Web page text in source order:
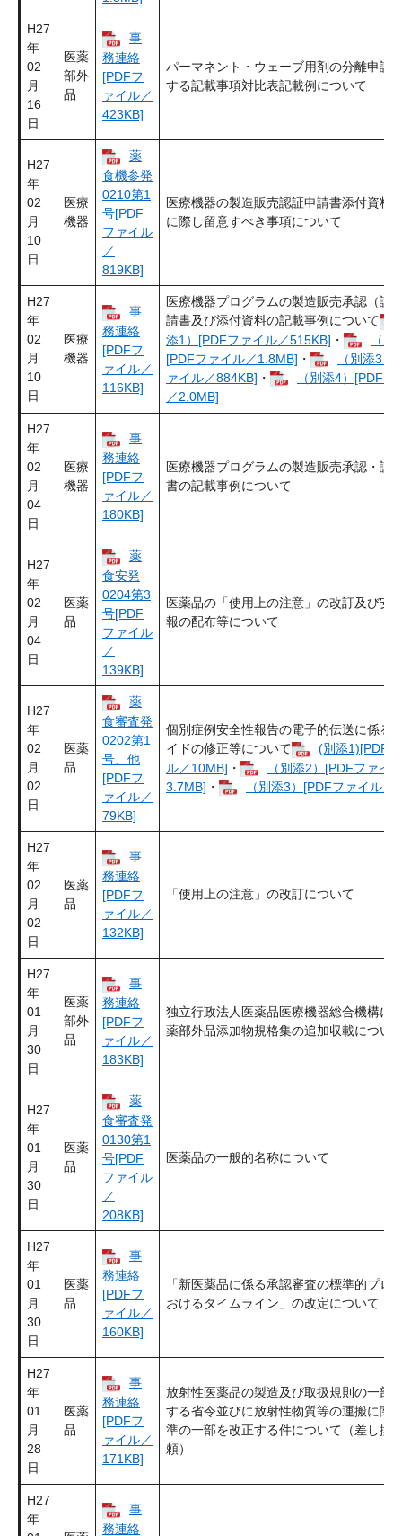
H27
年
02
月
16
日
医薬
部外
品
事
務連絡
[PDFフ
ァイル／
423KB]
パーマネント・ウェーブ用剤の分離申請
する記載事項対比表記載例について
H27
年
02
月
10
日
医療
機器
薬
食機参発
0210第1
号[PDF
ファイル
／
819KB]
医療機器の製造販売認証申請書添付資料
に際し留意すべき事項について
H27
年
02
月
10
日
医療
機器
事
務連絡
[PDFフ
ァイル／
116KB]
医療機器プログラムの製造販売承認（認
請書及び添付資料の記載事例について
添1）[PDFファイル／515KB] ・
（
[PDFファイル／1.8MB] ・
（別添3）
ァイル／884KB] ・
（別添4）[PDFフ
／2.0MB]
H27
年
02
月
04
日
医療
機器
事
務連絡
[PDFフ
ァイル／
180KB]
医療機器プログラムの製造販売承認・認
書の記載事例について
H27
年
02
月
04
日
医薬
品
薬
食安発
0204第3
号[PDF
ファイル
／
139KB]
医薬品の「使用上の注意」の改訂及び安
報の配布等について
H27
年
02
月
02
日
医薬
品
薬
食審査発
0202第1
号、他
[PDFフ
ァイル／
79KB]
個別症例安全性報告の電子的伝送に係る
イドの修正等について
(別添1)[PDF
ル／10MB] ・
（別添2）[PDFファイ
3.7MB] ・ （別添3）[PDFファイル／
H27
年
02
月
02
日
医薬
品
事
務連絡
[PDFフ
ァイル／
132KB]
「使用上の注意」の改訂について
H27
年
01
月
30
日
医薬
部外
品
事
務連絡
[PDFフ
ァイル／
183KB]
独立行政法人医薬品医療機器総合機構に
薬部外品添加物規格集の追加収載につい
H27
年
01
月
30
日
医薬
品
薬
食審査発
0130第1
号[PDF
ファイル
／
208KB]
医薬品の一般的名称について
H27
年
01
月
30
日
医薬
品
事
務連絡
[PDFフ
ァイル／
160KB]
「新医薬品に係る承認審査の標準的プロ
おけるタイムライン」の改定について
H27
年
01
月
28
日
医薬
品
事
務連絡
[PDFフ
ァイル／
171KB]
放射性医薬品の製造及び取扱規則の一部
する省令並びに放射性物質等の運搬に関
準の一部を改正する件について（差し換
頼）
H27
年
事
務連絡